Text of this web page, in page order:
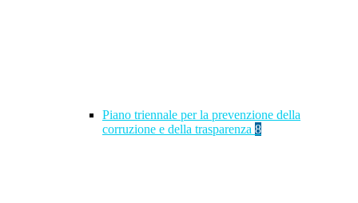
Piano triennale per la prevenzione della
corruzione e della trasparenza 8